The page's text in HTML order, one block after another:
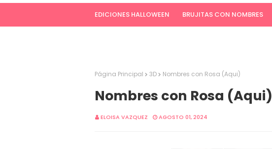
EDICIONES HALLOWEEN BRUJITAS CON NOMBRES
Página Principal 3D Nombres con Rosa (Aqui)
Nombres con Rosa (Aqui)
ELOISA VAZQUEZ AGOSTO 01, 2024